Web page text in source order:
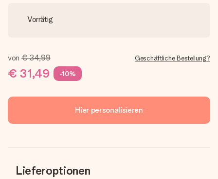
Vorrätig
von € 34,99
€ 31,49 -10%
Geschäftliche Bestellung?
Hier personalisieren
Lieferoptionen